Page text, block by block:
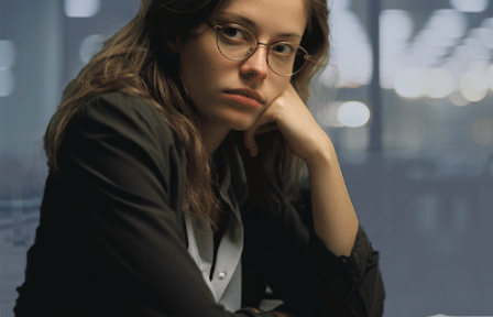
Пенсию за три часа: более половины
дончан получили выплаты по старости
автоматически
В СФР объяснили, кому в Ростовской области
могут назначить пенсию в упрощенном порядке